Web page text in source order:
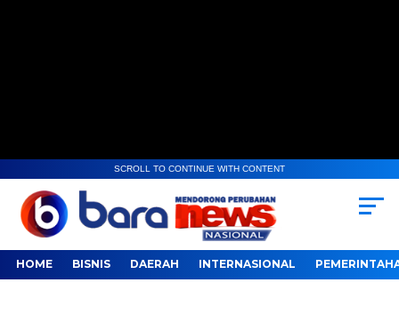
SCROLL TO CONTINUE WITH CONTENT
HOME BISNIS DAERAH INTERNASIONAL